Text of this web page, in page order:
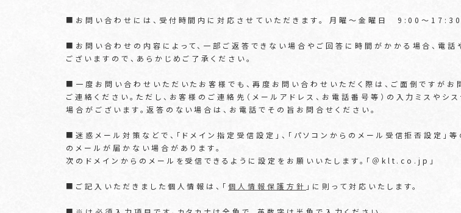
■お問い合わせには、受付時間内に対応させていただきます。 月曜～金曜日 9:00～17:30（
■お問い合わせの内容によって、一部ご返答できない場合やご回答に時間がかかる場合、電話
ございますので、あらかじめご了承ください。
■一度お問い合わせいただいたお客様でも、再度お問い合わせいただく際は、ご面倒ですがお
ご連絡ください。ただし、お客様のご連絡先（メールアドレス、お電話番号等）の入力ミスやシ
場合がございます。返答のない場合は、お電話でその旨お問合せください。
■迷惑メール対策などで、「ドメイン指定受信設定」、「パソコンからのメール受信拒否設定」
のメールが届かない場合があります。
次のドメインからのメールを受信できるように設定をお願いいたします。「＠klt.co.jp」
■ご記入いただきました個人情報は、「個人情報保護方針 」に則って対応いたします。